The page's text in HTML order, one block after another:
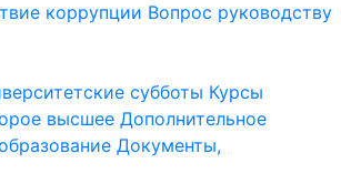
коррупции Вопрос руководству
субботы Курсы
высшее Дополнительное
Документы,